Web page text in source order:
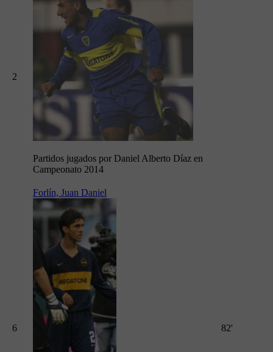
2
Partidos jugados por Daniel Alberto Díaz en
Campeonato 2014
6
Forlín, Juan Daniel
82'